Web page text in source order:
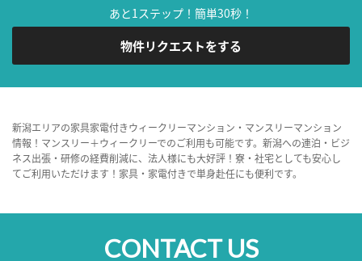
あと1ステップ！簡単30秒！
物件リクエストをする
新潟エリアの家具家電付きウィークリーマンション・マンスリーマンション
情報！マンスリー＋ウィークリーでのご利用も可能です。新潟への連泊・ビジ
ネス出張・研修の経費削減に、法人様にも大好評！寮・社宅としても安心し
てご利用いただけます！家具・家電付きで単身赴任にも便利です。
CONTACT US